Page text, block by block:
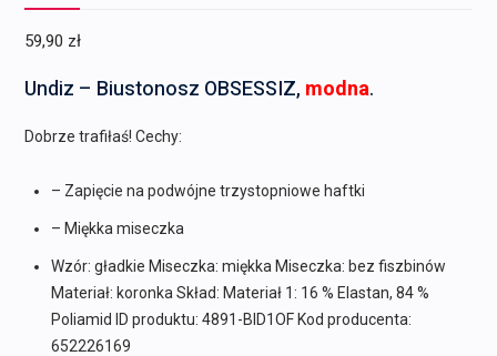
59,90 zł
Undiz – Biustonosz OBSESSIZ, modna.
Dobrze trafiłaś! Cechy:
– Zapięcie na podwójne trzystopniowe haftki
– Miękka miseczka
Wzór: gładkie Miseczka: miękka Miseczka: bez fiszbinów
Materiał: koronka Skład: Materiał 1: 16 % Elastan, 84 %
Poliamid ID produktu: 4891-BID1OF Kod producenta:
652226169